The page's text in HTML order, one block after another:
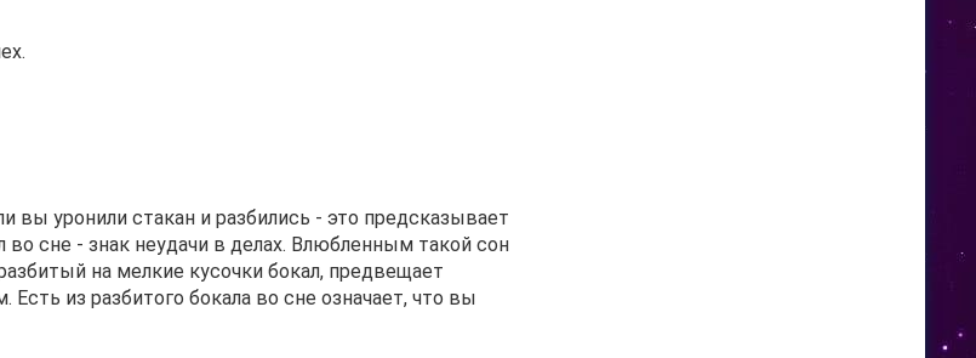
уронили стакан и разбились - это предсказывает
сне - знак неудачи в делах. Влюбленным такой сон
на мелкие кусочки бокал, предвещает
из разбитого бокала во сне означает, что вы